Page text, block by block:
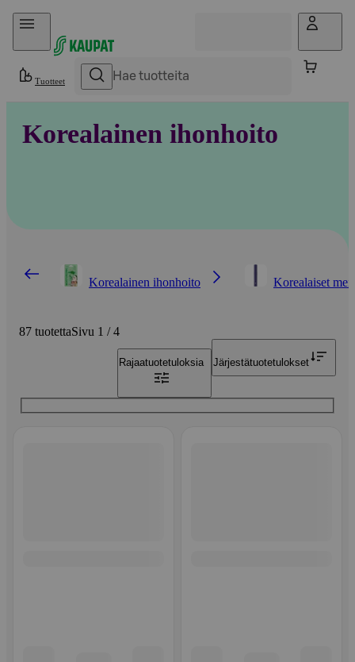
Hyppää sisältöön
Tuotteet
Korealainen ihonhoito
Korealainen ihonhoito Korealaiset
87 tuotettaSivu 1 / 4
Rajaatuotetuloksia Järjestätuotetulokset